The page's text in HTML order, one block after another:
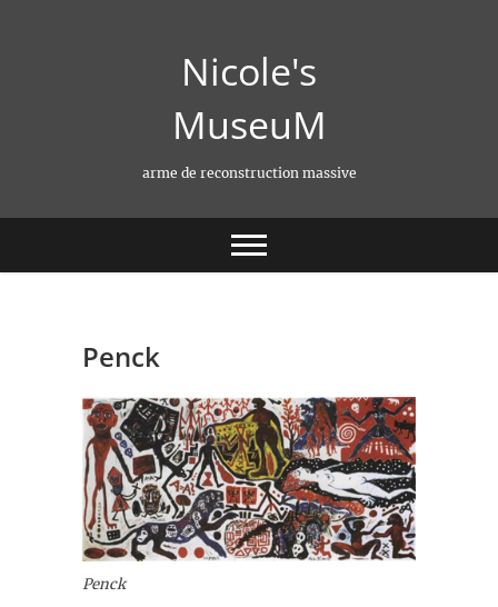
Nicole's
MuseuM
arme de reconstruction massive
Penck
Penck